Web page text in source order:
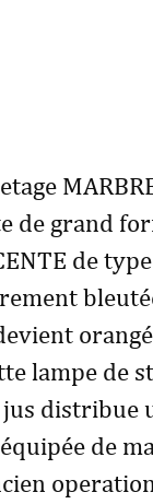
de grand
de
lampe de
jus distribue
de